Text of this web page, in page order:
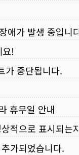
애가 발생 중입니
!
가 중단됩니다.
휴무일 안내
적으로 표시되는
가되었습니다.